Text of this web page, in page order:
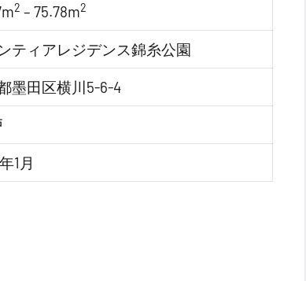
2 – 75.78m2
ティアレジデンス錦糸公園
墨田区横川5-6-4
1月